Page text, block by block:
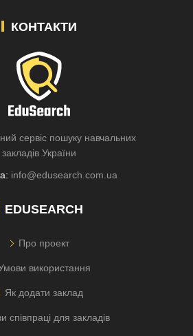
КОНТАКТИ
сервіс пошуку навчальних
закладів України
info@edusearch.com.ua
EDUSEARCH
Про проект
використання
Як додати заклад
співпраці для закладів